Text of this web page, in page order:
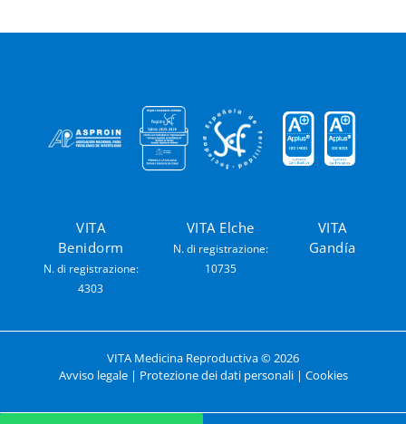
VITA
Benidorm
N. di registrazione:
4303
VITA Elche
N. di registrazione:
10735
VITA
Gandía
VITA Medicina Reproductiva ©2026
Avviso legale| Protezione dei dati personali| Cookies